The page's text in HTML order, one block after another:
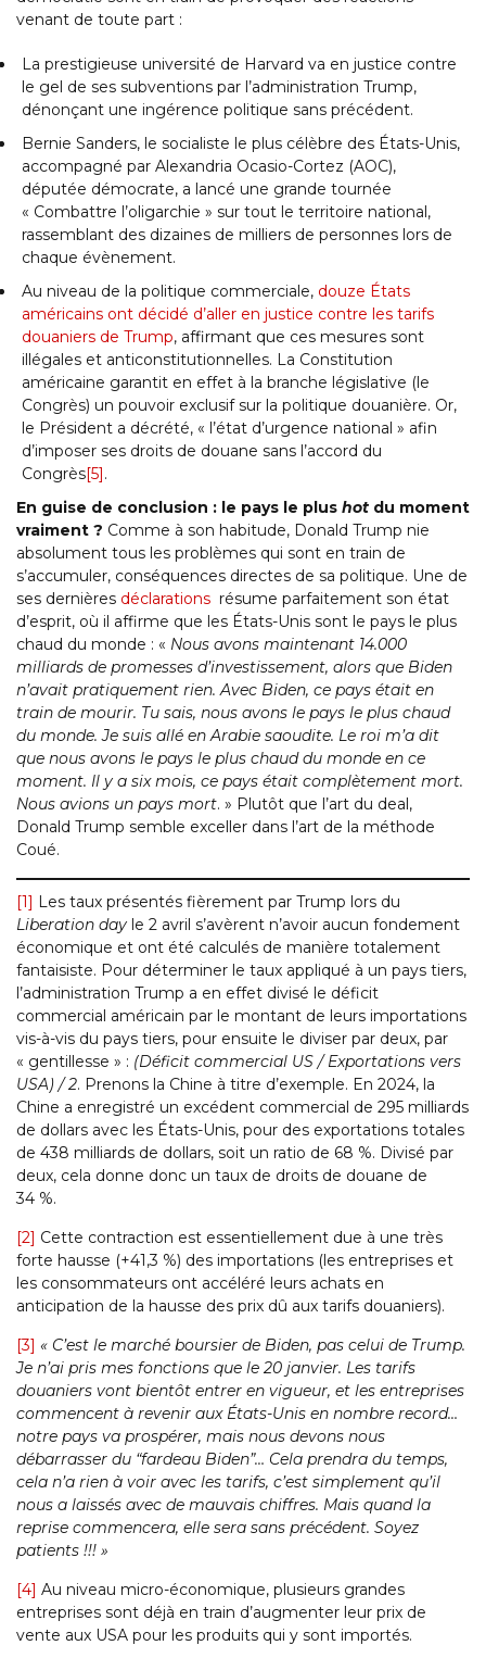
venant de toute part :
La prestigieuse université de Harvard va en justice contre
le gel de ses subventions par l’administration Trump,
dénonçant une ingérence politique sans précédent.
Bernie Sanders, le socialiste le plus célèbre des États-Unis,
accompagné par Alexandria Ocasio-Cortez (AOC),
députée démocrate, a lancé une grande tournée
« Combattre l’oligarchie » sur tout le territoire national,
rassemblant des dizaines de milliers de personnes lors de
chaque évènement.
Au niveau de la politique commerciale, douze États
américains ont décidé d’aller en justice contre les tarifs
douaniers de Trump, affirmant que ces mesures sont
illégales et anticonstitutionnelles. La Constitution
américaine garantit en effet à la branche législative (le
Congrès) un pouvoir exclusif sur la politique douanière. Or,
le Président a décrété, « l’état d’urgence national » afin
d’imposer ses droits de douane sans l’accord du
Congrès[5] .
En guise de conclusion : le pays le plus hot du moment
vraiment ? Comme à son habitude, Donald Trump nie
absolument tous les problèmes qui sont en train de
s’accumuler, conséquences directes de sa politique. Une de
ses dernières déclarations résume parfaitement son état
d’esprit, où il affirme que les États-Unis sont le pays le plus
chaud du monde : « Nous avons maintenant 14.000
milliards de promesses d’investissement, alors que Biden
n’avait pratiquement rien. Avec Biden, ce pays était en
train de mourir. Tu sais, nous avons le pays le plus chaud
du monde. Je suis allé en Arabie saoudite. Le roi m’a dit
que nous avons le pays le plus chaud du monde en ce
moment. Il y a six mois, ce pays était complètement mort.
Nous avions un pays mort. » Plutôt que l’art du deal,
Donald Trump semble exceller dans l’art de la méthode
Coué.
[1] Les taux présentés fièrement par Trump lors du
Liberation day le 2 avril s’avèrent n’avoir aucun fondement
économique et ont été calculés de manière totalement
fantaisiste. Pour déterminer le taux appliqué à un pays tiers,
l’administration Trump a en effet divisé le déficit
commercial américain par le montant de leurs importations
vis-à-vis du pays tiers, pour ensuite le diviser par deux, par
« gentillesse » : (Déficit commercial US / Exportations vers
USA) / 2. Prenons la Chine à titre d’exemple. En 2024, la
Chine a enregistré un excédent commercial de 295 milliards
de dollars avec les États-Unis, pour des exportations totales
de 438 milliards de dollars, soit un ratio de 68 %. Divisé par
deux, cela donne donc un taux de droits de douane de
34 %.
[2] Cette contraction est essentiellement due à une très
forte hausse (+41,3 %) des importations (les entreprises et
les consommateurs ont accéléré leurs achats en
anticipation de la hausse des prix dû aux tarifs douaniers).
[3] « C’est le marché boursier de Biden, pas celui de Trump.
Je n’ai pris mes fonctions que le 20 janvier. Les tarifs
douaniers vont bientôt entrer en vigueur, et les entreprises
commencent à revenir aux États-Unis en nombre record…
notre pays va prospérer, mais nous devons nous
débarrasser du “fardeau Biden”… Cela prendra du temps,
cela n’a rien à voir avec les tarifs, c’est simplement qu’il
nous a laissés avec de mauvais chiffres. Mais quand la
reprise commencera, elle sera sans précédent. Soyez
patients !!! »
[4] Au niveau micro-économique, plusieurs grandes
entreprises sont déjà en train d’augmenter leur prix de
vente aux USA pour les produits qui y sont importés.